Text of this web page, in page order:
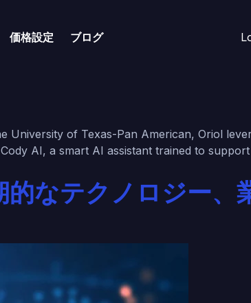
価格設定 ブログ
University of Texas-Pan American, Oriol
AI, a smart AI assistant trained to
なテクノロジー、